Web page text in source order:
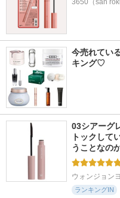
3650（san
今売れてい
キング♡
03シアーグ
トックして
うことなの
ウォンジョン
ランキングIN